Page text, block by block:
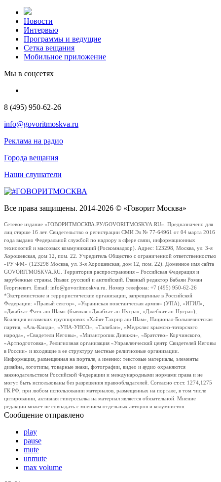
Новости
Интервью
Программы и ведущие
Сетка вещания
Мобильное приложение
Мы в соцсетях
8 (495) 950-62-26
info@govoritmoskva.ru
Реклама на радио
Города вещания
Наши слушатели
Все права защищены. 2014-2026 © «Говорит Москва»
Сетевое издание «ГОВОРИТМОСКВА.РУ/GOVORITMOSKVA.RU». Предназначено для
лиц старше 16 лет. Свидетельство о регистрации СМИ Эл № 77-64961 от 04 марта 2016
года выдано Федеральной службой по надзору в сфере связи, информационных
технологий и массовых коммуникаций (Роскомнадзор). Адрес: 123298, Москва, ул. 3-я
Хорошевская, дом 12, пом. 22. Учредитель Общество с ограниченной ответственностью
«РУ ФМ» (123298 Москва, ул. 3-я Хорошевская, дом 12, пом. 22). Доменное имя сайта
GOVORITMOSKVA.RU. Территория распространения – Российская Федерация и
зарубежные страны. Языки: русский и английский. Главный редактор Бабаян Роман
Георгиевич. Email: info@govoritmoskva.ru. Номер телефона: +7 (495) 950-62-26
*Экстремистские и террористические организации, запрещенные в Российской
Федерации: «Правый сектор», «Украинская повстанческая армия» (УПА), «ИГИЛ»,
«Джабхат Фатх аш-Шам» (бывшая «Джабхат ан-Нусра», «Джебхат ан-Нусра»),
Коалиция исламских группировок «Хайят Тахрир аш-Шам», Национал-Большевистская
партия, «Аль-Каида», «УНА-УНСО», «Талибан», «Меджлис крымско-татарского
народа», «Свидетели Иеговы», «Мизантропик Дивижн», «Братство» Корчинского,
«Артподготовка», Религиозная организация «Управленческий центр Свидетелей Иеговы
в России» и входящие в ее структуру местные религиозные организации.
Информация, размещенная на портале, а именно: текстовые материалы, элементы
дизайна, логотипы, товарные знаки, фотографии, видео и аудио охраняются
законодательством Российской Федерации и международными нормами права и не
могут быть использованы без разрешения правообладателей. Согласно ст.ст. 1274,1275
ГК РФ, при любом использовании материалов, размещенных на портале, в том числе
цитировании, активная гиперссылка на материал является обязательной. Мнение
редакции может не совпадать с мнением отдельных авторов и колумнистов.
Сообщение отправлено
play
pause
mute
unmute
max volume